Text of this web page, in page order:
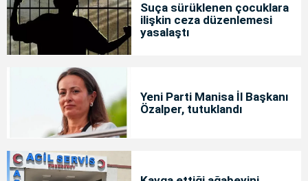
Suça sürüklenen çocuklara
ilişkin ceza düzenlemesi
yasalaştı
Yeni Parti Manisa İl Başkanı
Özalper, tutuklandı